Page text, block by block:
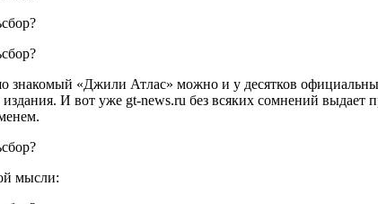
знакомый «Джили Атлас» можно и у десятков
И вот уже gt-news.ru без всяких сомнений
мысли: